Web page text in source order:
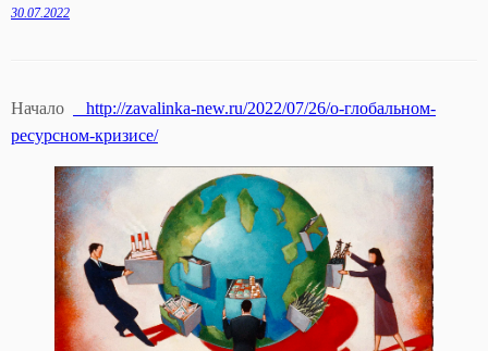
30.07.2022
Начало
http://zavalinka-new.ru/2022/07/26/о-глобальном-
ресурсном-кризисе/